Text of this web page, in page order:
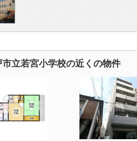
市立若宮小学校の近くの物件